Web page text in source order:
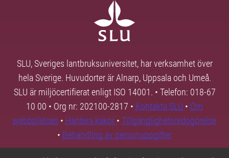
SLU, Sveriges lantbruksuniversitet, har verksamhet över
hela Sverige. Huvudorter är Alnarp, Uppsala och Umeå.
SLU är miljöcertifierat enligt ISO 14001. • Telefon: 018-67
10 00 • Org nr: 202100-2817 • Kontakta SLU • Om
webbplatsen • Hantera kakor • Tillgänglighetsredogörelse
• Behandling av personuppgifter